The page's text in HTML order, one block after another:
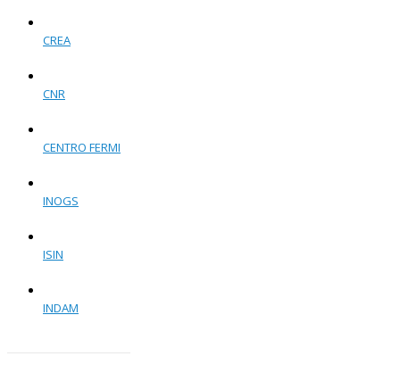
CREA
CNR
CENTRO FERMI
INOGS
ISIN
INDAM